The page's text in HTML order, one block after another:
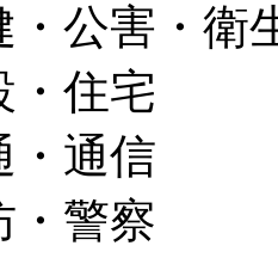
・公害・衛
・住宅
・通信
・警察